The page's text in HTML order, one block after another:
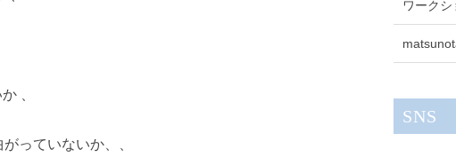
、
っていないか、、
ワーク
SNS